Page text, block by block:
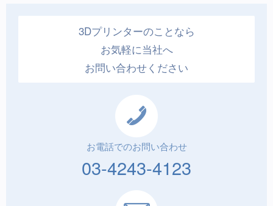
3Dプリンターのことなら
お気軽に当社へ
お問い合わせください
お電話でのお問い合わせ
03-4243-4123